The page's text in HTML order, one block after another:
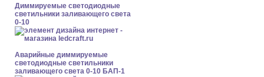
Диммируемые светодиодные
светильники заливающего света
0-10
Аварийные диммируемые
светодиодные светильники
заливающего света 0-10 БАП-1